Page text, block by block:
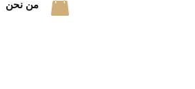
من نحن